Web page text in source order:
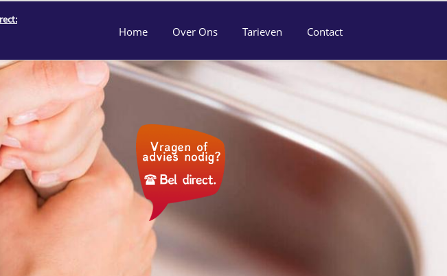
Home Over Ons Tarieven Contact